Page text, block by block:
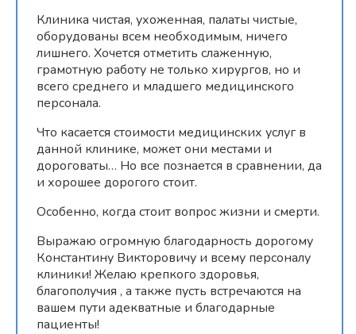
Клиника чистая, ухоженная, палаты чистые,
оборудованы всем необходимым, ничего
лишнего. Хочется отметить слаженную,
грамотную работу не только хирургов, но и
всего среднего и младшего медицинского
персонала.
Что касается стоимости медицинских услуг в
данной клинике, может они местами и
дороговаты… Но все познается в сравнении, да
и хорошее дорогого стоит.
Особенно, когда стоит вопрос жизни и смерти.
Выражаю огромную благодарность дорогому
Константину Викторовичу и всему персоналу
клиники! Желаю крепкого здоровья,
благополучия , а также пусть встречаются на
вашем пути адекватные и благодарные
пациенты!